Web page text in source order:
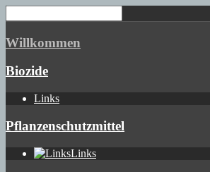
Willkommen
Biozide
Links
Pflanzenschutzmittel
Links